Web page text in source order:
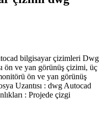
bilgisayar çizimleri Dwg
ön ve yan görünüş çizimi, üç
ön ve yan görünüş
Uzantısı : dwg Autocad
: Projede çizgi